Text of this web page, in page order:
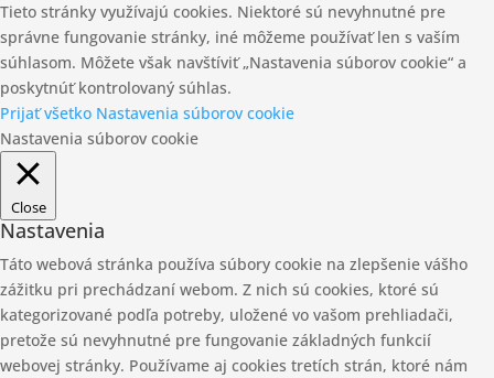
Tieto stránky využívajú cookies. Niektoré sú nevyhnutné pre
správne fungovanie stránky, iné môžeme používať len s vaším
súhlasom. Môžete však navštíviť „Nastavenia súborov cookie“ a
poskytnúť kontrolovaný súhlas.
Prijať všetko Nastavenia súborov cookie
Nastavenia súborov cookie
Close
Nastavenia
Táto webová stránka používa súbory cookie na zlepšenie vášho
zážitku pri prechádzaní webom. Z nich sú cookies, ktoré sú
kategorizované podľa potreby, uložené vo vašom prehliadači,
pretože sú nevyhnutné pre fungovanie základných funkcií
webovej stránky. Používame aj cookies tretích strán, ktoré nám